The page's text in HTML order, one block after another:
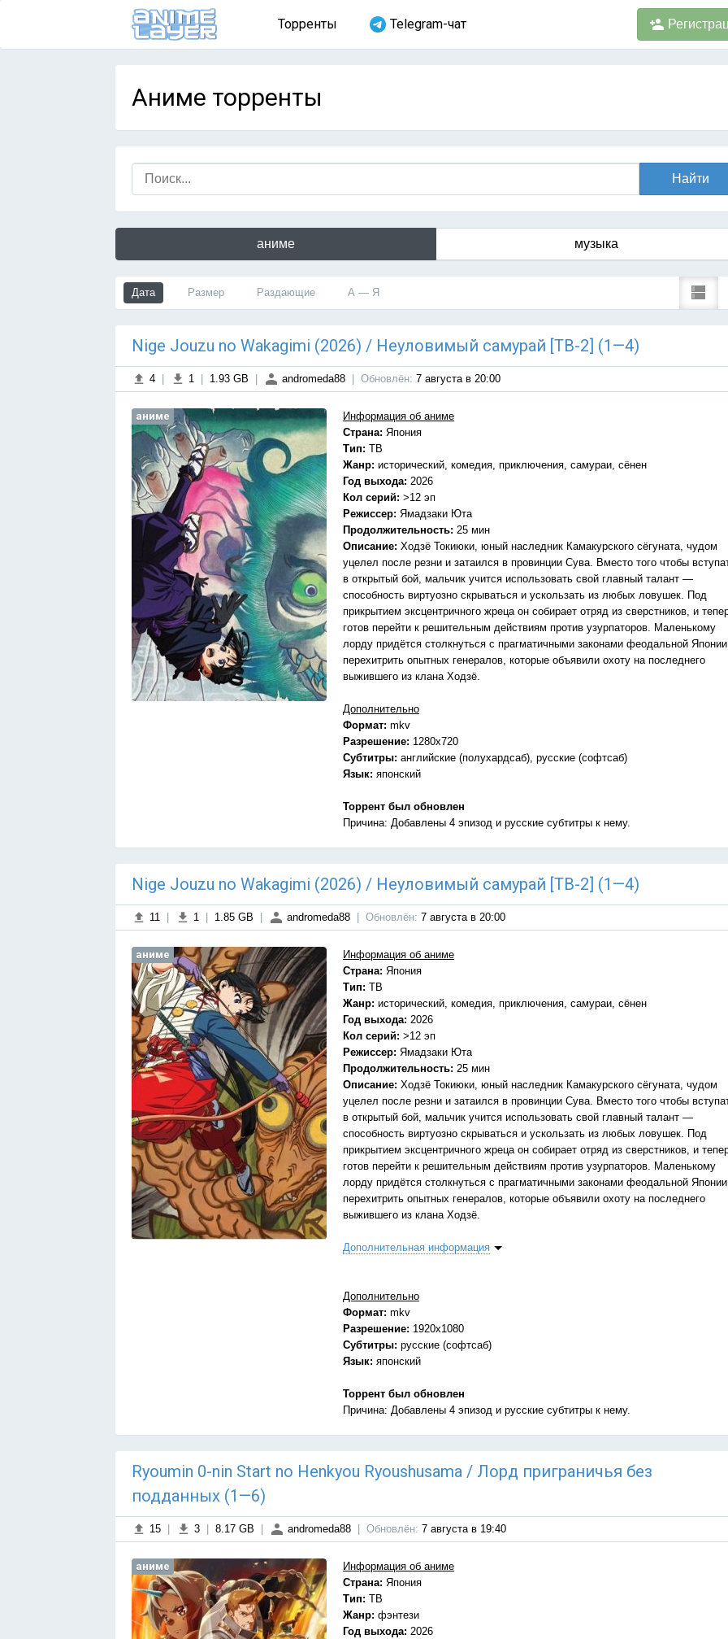
Торренты Telegram-чат
Аниме торренты
аниме музыка
Дата Размер Раздающие А — Я
Nige Jouzu no Wakagimi (2026) / Неуловимый самурай [ТВ-2] (1—4)
4 1 1.93 GB andromeda88 Обновлён: 7 августа в 20:00
аниме
Информация об аниме
Страна: Япония
Тип: ТВ
Жанр: исторический, комедия, приключения, самураи, сёнен
Год выхода: 2026
Кол серий: >12 эп
Режиссер: Ямадзаки Юта
Продолжительность: 25 мин
Описание: Ходзё Токиюки, юный наследник Камакурского сёгуната, чудом
уцелел после резни и затаился в провинции Сува. Вместо того чтобы
в открытый бой, мальчик учится использовать свой главный талант —
способность виртуозно скрываться и ускользать из любых ловушек. Под
прикрытием эксцентричного жреца он собирает отряд из сверстников, и
готов перейти к решительным действиям против узурпаторов. Маленькому
лорду придётся столкнуться с прагматичными законами феодальной
перехитрить опытных генералов, которые объявили охоту на последнего
выжившего из клана Ходзё.
Дополнительно
Формат: mkv
Разрешение: 1280x720
Субтитры: английские (полухардсаб), русские (софтсаб)
Язык: японский
Торрент был обновлен
Причина: Добавлены 4 эпизод и русские субтитры к нему.
Nige Jouzu no Wakagimi (2026) / Неуловимый самурай [ТВ-2] (1—4)
11 1 1.85 GB andromeda88 Обновлён: 7 августа в 20:00
аниме
Информация об аниме
Страна: Япония
Тип: ТВ
Жанр: исторический, комедия, приключения, самураи, сёнен
Год выхода: 2026
Кол серий: >12 эп
Режиссер: Ямадзаки Юта
Продолжительность: 25 мин
Описание: Ходзё Токиюки, юный наследник Камакурского сёгуната, чудом
уцелел после резни и затаился в провинции Сува. Вместо того чтобы
в открытый бой, мальчик учится использовать свой главный талант —
способность виртуозно скрываться и ускользать из любых ловушек. Под
прикрытием эксцентричного жреца он собирает отряд из сверстников, и
готов перейти к решительным действиям против узурпаторов. Маленькому
лорду придётся столкнуться с прагматичными законами феодальной
перехитрить опытных генералов, которые объявили охоту на последнего
выжившего из клана Ходзё.
Дополнительная информация
Дополнительно
Формат: mkv
Разрешение: 1920x1080
Субтитры: русские (софтсаб)
Язык: японский
Торрент был обновлен
Причина: Добавлены 4 эпизод и русские субтитры к нему.
Ryoumin 0-nin Start no Henkyou Ryoushusama / Лорд приграничья без
подданных (1—6)
15 3 8.17 GB andromeda88 Обновлён: 7 августа в 19:40
аниме
Информация об аниме
Страна: Япония
Тип: ТВ
Жанр: фэнтези
Год выхода: 2026